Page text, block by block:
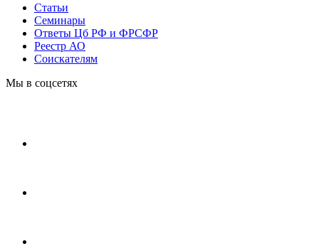
Статьи
Cеминары
Ответы Цб РФ и ФРСФР
Реестр АО
Соискателям
Мы в соцсетях